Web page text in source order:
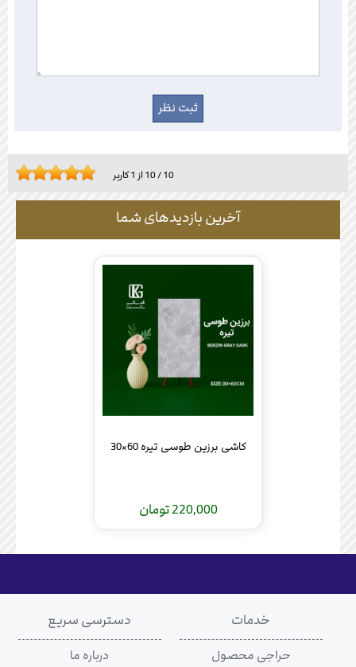
10/10 از 1کاربر
آخرین بازدیدهای شما
کاشی برزین طوسی تیره 60×30
220,000 تومان
خدمات
حراجی محصول
دسترسی سریع
درباره ما